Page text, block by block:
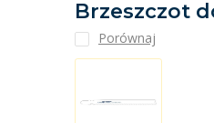
Brzeszczot
Porównaj